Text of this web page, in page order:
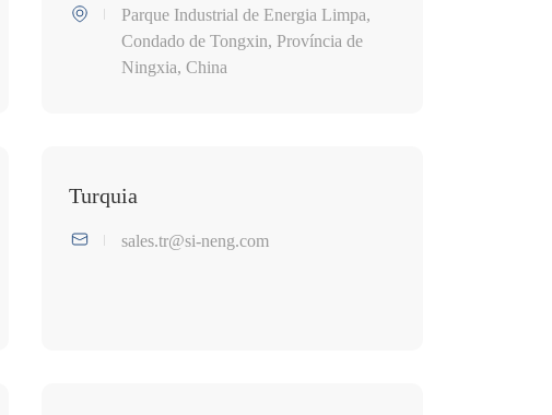
Parque Industrial de Energia Limpa,
Condado de Tongxin, Província de
Ningxia, China
Turquia
sales.tr@si-neng.com